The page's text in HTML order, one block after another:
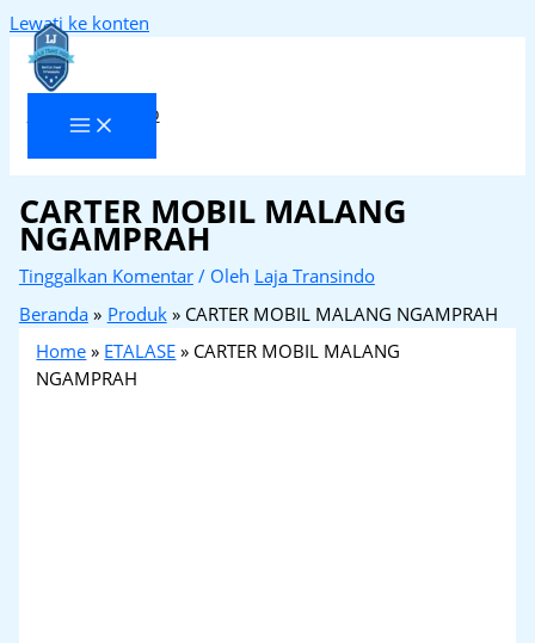
Lewati ke konten
Laja Transindo
CARTER MOBIL MALANG
NGAMPRAH
Tinggalkan Komentar / Oleh Laja Transindo
Beranda
Produk
CARTER MOBIL MALANG NGAMPRAH
Home » ETALASE » CARTER MOBIL MALANG
NGAMPRAH